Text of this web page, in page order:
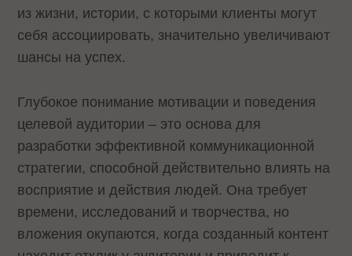
из жизни, истории, с которыми клиенты могут
себя ассоциировать, значительно увеличивают
шансы на успех.
Глубокое понимание мотивации и поведения
целевой аудитории – это основа для
разработки эффективной коммуникационной
стратегии, способной действительно влиять на
восприятие и действия людей. Она требует
времени, исследований и творчества, но
вложения окупаются, когда созданный контент